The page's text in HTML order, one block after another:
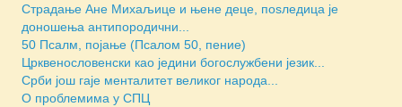
Страдање Ане Михаљице и њене деце, поsледица је
доношења антипородични...
50 Псалм, појање (Псалом 50, пение)
Црквенословенски као једини богослужбени језик...
Срби још гаје менталитет великог народа...
О проблемима у СПЦ